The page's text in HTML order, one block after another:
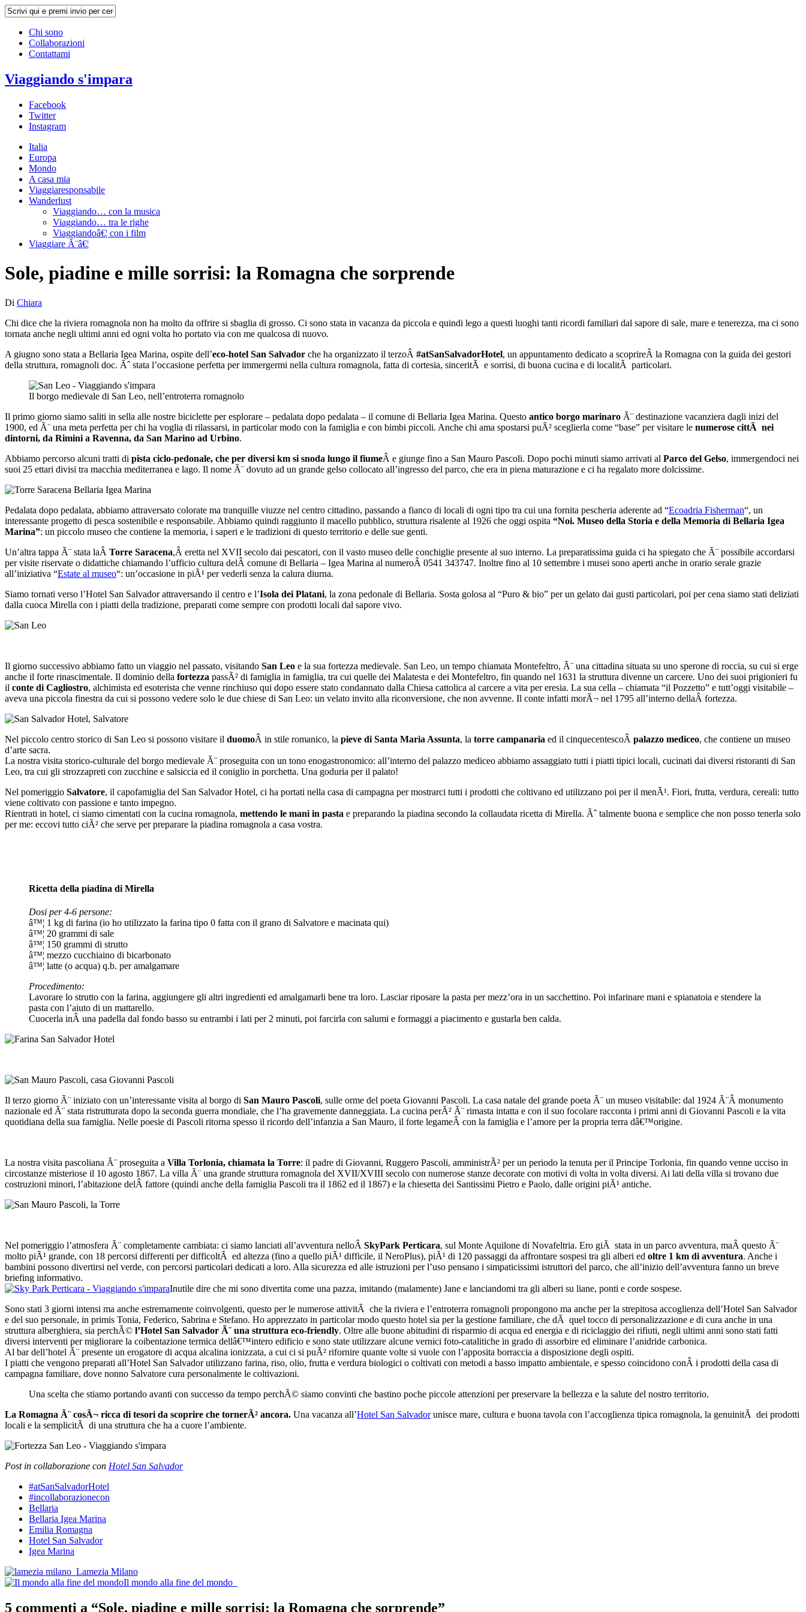
Chi sono
Collaborazioni
Contattami
Viaggiando s'impara
Facebook
Twitter
Instagram
Italia
Europa
Mondo
A casa mia
Viaggiaresponsabile
Wanderlust
Viaggiando… con la musica
Viaggiando… tra le righe
Viaggiandoâ€¦ con i film
Viaggiare Ã¨â€¦
Sole, piadine e mille sorrisi: la Romagna che sorprende
Di Chiara
Chi dice che la riviera romagnola non ha molto da offrire si sbaglia di grosso. Ci sono stata in vacanza da piccola e quindi lego a questi luoghi tanti ricordi familiari dal sapore di sale, mare e tenerezza, ma ci sono
tornata anche negli ultimi anni ed ogni volta ho portato via con me qualcosa di nuovo.
A giugno sono stata a Bellaria Igea Marina, ospite dell’eco-hotel San Salvador che ha organizzato il terzoÂ #atSanSalvadorHotel, un appuntamento dedicato a scoprireÂ la Romagna con la guida dei gestori
della struttura, romagnoli doc. Ãˆ stata l’occasione perfetta per immergermi nella cultura romagnola, fatta di cortesia, sinceritÃ e sorrisi, di buona cucina e di localitÃ particolari.
Il borgo medievale di San Leo, nell’entroterra romagnolo
Il primo giorno siamo saliti in sella alle nostre biciclette per esplorare – pedalata dopo pedalata – il comune di Bellaria Igea Marina. Questo antico borgo marinaro Ã¨ destinazione vacanziera dagli inizi del
1900, ed Ã¨ una meta perfetta per chi ha voglia di rilassarsi, in particolar modo con la famiglia e con bimbi piccoli. Anche chi ama spostarsi puÃ² sceglierla come “base” per visitare le numerose cittÃ nei
dintorni, da Rimini a Ravenna, da San Marino ad Urbino.
Abbiamo percorso alcuni tratti di pista ciclo-pedonale, che per diversi km si snoda lungo il fiumeÂ e giunge fino a San Mauro Pascoli. Dopo pochi minuti siamo arrivati al Parco del Gelso, immergendoci nei
suoi 25 ettari divisi tra macchia mediterranea e lago. Il nome Ã¨ dovuto ad un grande gelso collocato all’ingresso del parco, che era in piena maturazione e ci ha regalato more dolcissime.
Pedalata dopo pedalata, abbiamo attraversato colorate ma tranquille viuzze nel centro cittadino, passando a fianco di locali di ogni tipo tra cui una fornita pescheria aderente ad “Ecoadria Fisherman“, un
interessante progetto di pesca sostenibile e responsabile. Abbiamo quindi raggiunto il macello pubblico, struttura risalente al 1926 che oggi ospita “Noi. Museo della Storia e della Memoria di Bellaria Igea
Marina”: un piccolo museo che contiene la memoria, i saperi e le tradizioni di questo territorio e delle sue genti.
Un’altra tappa Ã¨ stata laÂ Torre Saracena,Â eretta nel XVII secolo dai pescatori, con il vasto museo delle conchiglie presente al suo interno. La preparatissima guida ci ha spiegato che Ã¨ possibile accordarsi
per visite riservate o didattiche chiamando l’ufficio cultura delÂ comune di Bellaria – Igea Marina al numeroÂ 0541 343747. Inoltre fino al 10 settembre i musei sono aperti anche in orario serale grazie
all’iniziativa “Estate al museo“: un’occasione in piÃ¹ per vederli senza la calura diurna.
Siamo tornati verso l’Hotel San Salvador attraversando il centro e l’Isola dei Platani, la zona pedonale di Bellaria. Sosta golosa al “Puro & bio” per un gelato dai gusti particolari, poi per cena siamo stati deliziati
dalla cuoca Mirella con i piatti della tradizione, preparati come sempre con prodotti locali dal sapore vivo.
Il giorno successivo abbiamo fatto un viaggio nel passato, visitando San Leo e la sua fortezza medievale. San Leo, un tempo chiamata Montefeltro, Ã¨ una cittadina situata su uno sperone di roccia, su cui si erge
anche il forte rinascimentale. Il dominio della fortezza passÃ² di famiglia in famiglia, tra cui quelle dei Malatesta e dei Montefeltro, fin quando nel 1631 la struttura divenne un carcere. Uno dei suoi prigionieri fu
il conte di Cagliostro, alchimista ed esoterista che venne rinchiuso qui dopo essere stato condannato dalla Chiesa cattolica al carcere a vita per eresia. La sua cella – chiamata “il Pozzetto” e tutt’oggi visitabile –
aveva una piccola finestra da cui si possono vedere solo le due chiese di San Leo: un velato invito alla riconversione, che non avvenne. Il conte infatti morÃ¬ nel 1795 all’interno dellaÂ fortezza.
Nel piccolo centro storico di San Leo si possono visitare il duomoÂ in stile romanico, la pieve di Santa Maria Assunta, la torre campanaria ed il cinquecentescoÂ palazzo mediceo, che contiene un museo
d’arte sacra.
La nostra visita storico-culturale del borgo medievale Ã¨ proseguita con un tono enogastronomico: all’interno del palazzo mediceo abbiamo assaggiato tutti i piatti tipici locali, cucinati dai diversi ristoranti di San
Leo, tra cui gli strozzapreti con zucchine e salsiccia ed il coniglio in porchetta. Una goduria per il palato!
Nel pomeriggio Salvatore, il capofamiglia del San Salvador Hotel, ci ha portati nella casa di campagna per mostrarci tutti i prodotti che coltivano ed utilizzano poi per il menÃ¹. Fiori, frutta, verdura, cereali: tutto
viene coltivato con passione e tanto impegno.
Rientrati in hotel, ci siamo cimentati con la cucina romagnola, mettendo le mani in pasta e preparando la piadina secondo la collaudata ricetta di Mirella. Ãˆ talmente buona e semplice che non posso tenerla solo
per me: eccovi tutto ciÃ² che serve per preparare la piadina romagnola a casa vostra.
Ricetta della piadina di Mirella
Dosi per 4-6 persone:
â™¦ 1 kg di farina (io ho utilizzato la farina tipo 0 fatta con il grano di Salvatore e macinata qui)
â™¦ 20 grammi di sale
â™¦ 150 grammi di strutto
â™¦ mezzo cucchiaino di bicarbonato
â™¦ latte (o acqua) q.b. per amalgamare
Procedimento:
Lavorare lo strutto con la farina, aggiungere gli altri ingredienti ed amalgamarli bene tra loro. Lasciar riposare la pasta per mezz’ora in un sacchettino. Poi infarinare mani e spianatoia e stendere la
pasta con l’aiuto di un mattarello.
Cuocerla inÂ una padella dal fondo basso su entrambi i lati per 2 minuti, poi farcirla con salumi e formaggi a piacimento e gustarla ben calda.
Il terzo giorno Ã¨ iniziato con un’interessante visita al borgo di San Mauro Pascoli, sulle orme del poeta Giovanni Pascoli. La casa natale del grande poeta Ã¨ un museo visitabile: dal 1924 Ã¨Â monumento
nazionale ed Ã¨ stata ristrutturata dopo la seconda guerra mondiale, che l’ha gravemente danneggiata. La cucina perÃ² Ã¨ rimasta intatta e con il suo focolare racconta i primi anni di Giovanni Pascoli e la vita
quotidiana della sua famiglia. Nelle poesie di Pascoli ritorna spesso il ricordo dell’infanzia a San Mauro, il forte legameÂ con la famiglia e l’amore per la propria terra dâ€™origine.
La nostra visita pascoliana Ã¨ proseguita a Villa Torlonia, chiamata la Torre: il padre di Giovanni, Ruggero Pascoli, amministrÃ² per un periodo la tenuta per il Principe Torlonia, fin quando venne ucciso in
circostanze misteriose il 10 agosto 1867. La villa Ã¨ una grande struttura romagnola del XVII/XVIII secolo con numerose stanze decorate con motivi di volta in volta diversi. Ai lati della villa si trovano due
costruzioni minori, l’abitazione delÂ fattore (quindi anche della famiglia Pascoli tra il 1862 ed il 1867) e la chiesetta dei Santissimi Pietro e Paolo, dalle origini piÃ¹ antiche.
Nel pomeriggio l’atmosfera Ã¨ completamente cambiata: ci siamo lanciati all’avventura nelloÂ SkyPark Perticara, sul Monte Aquilone di Novafeltria. Ero giÃ stata in un parco avventura, maÂ questo Ã¨
molto piÃ¹ grande, con 18 percorsi differenti per difficoltÃ ed altezza (fino a quello piÃ¹ difficile, il NeroPlus), piÃ¹ di 120 passaggi da affrontare sospesi tra gli alberi ed oltre 1 km di avventura. Anche i
bambini possono divertirsi nel verde, con percorsi particolari dedicati a loro. Alla sicurezza ed alle istruzioni per l’uso pensano i simpaticissimi istruttori del parco, che all’inizio dell’avventura fanno un breve
briefing informativo.
Inutile dire che mi sono divertita come una pazza, imitando (malamente) Jane e lanciandomi tra gli alberi su liane, ponti e corde sospese.
Sono stati 3 giorni intensi ma anche estremamente coinvolgenti, questo per le numerose attivitÃ che la riviera e l’entroterra romagnoli propongono ma anche per la strepitosa accoglienza dell’Hotel San Salvador
e del suo personale, in primis Tonia, Federico, Sabrina e Stefano. Ho apprezzato in particolar modo questo hotel sia per la gestione familiare, che dÃ quel tocco di personalizzazione e di cura anche in una
struttura alberghiera, sia perchÃ© l’Hotel San Salvador Ã¨ una struttura eco-friendly. Oltre alle buone abitudini di risparmio di acqua ed energia e di riciclaggio dei rifiuti, negli ultimi anni sono stati fatti
diversi interventi per migliorare la coibentazione termica dellâ€™intero edificio e sono state utilizzare alcune vernici foto-catalitiche in grado di assorbire ed eliminare l’anidride carbonica.
Al bar dell’hotel Ã¨ presente un erogatore di acqua alcalina ionizzata, a cui ci si puÃ² rifornire quante volte si vuole con l’apposita borraccia a disposizione degli ospiti.
I piatti che vengono preparati all’Hotel San Salvador utilizzano farina, riso, olio, frutta e verdura biologici o coltivati con metodi a basso impatto ambientale, e spesso coincidono conÂ i prodotti della casa di
campagna familiare, dove nonno Salvatore cura personalmente le coltivazioni.
Una scelta che stiamo portando avanti con successo da tempo perchÃ© siamo convinti che bastino poche piccole attenzioni per preservare la bellezza e la salute del nostro territorio.
La Romagna Ã¨ cosÃ¬ ricca di tesori da scoprire che tornerÃ² ancora. Una vacanza all’Hotel San Salvadorunisce mare, cultura e buona tavola con l’accoglienza tipica romagnola, la genuinitÃ dei prodotti
locali e la semplicitÃ di una struttura che ha a cuore l’ambiente.
Post in collaborazione con Hotel San Salvador
#atSanSalvadorHotel
#incollaborazionecon
Bellaria
Bellaria Igea Marina
Emilia Romagna
Hotel San Salvador
Igea Marina
Post
navigation
Lamezia Milano
Il mondo alla fine del mondo
5 commenti a “Sole, piadine e mille sorrisi: la Romagna che sorprende”